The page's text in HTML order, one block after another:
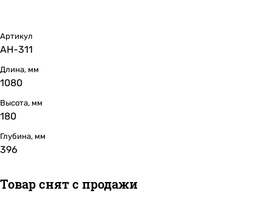
Артикул
АН-311
Длина, мм
1080
Высота, мм
180
Глубина, мм
396
Товар снят с продажи